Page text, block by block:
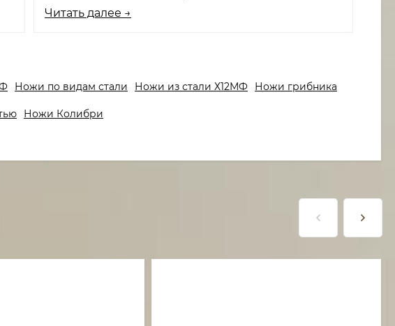
Читать далее →
Ножи по видам стали Ножи из стали Х12МФ Ножи грибника
Ножи Колибри